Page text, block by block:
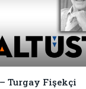
Turgay Fişekçi